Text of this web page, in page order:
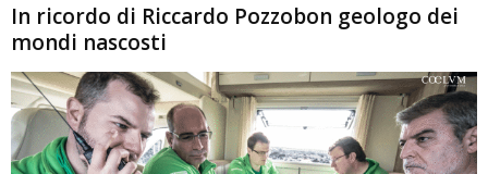
In ricordo di Riccardo Pozzobon geologo dei
mondi nascosti